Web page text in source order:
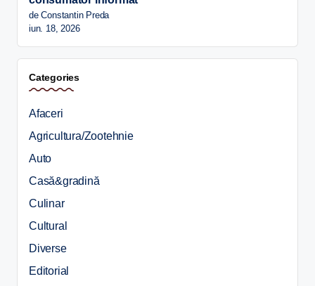
de Constantin Preda
iun. 18, 2026
Categories
Afaceri
Agricultura/Zootehnie
Auto
Casă&gradină
Culinar
Cultural
Diverse
Editorial